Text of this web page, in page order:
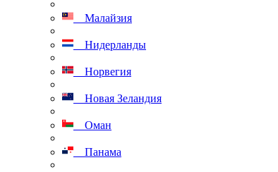
Малайзия
Нидерланды
Норвегия
Новая Зеландия
Оман
Панама